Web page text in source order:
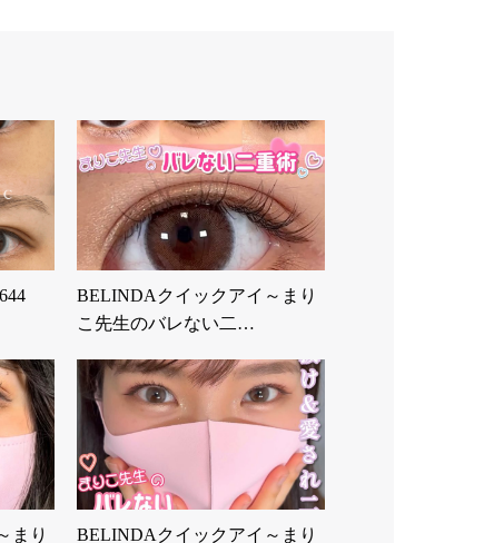
BELINDAクイックアイ～まり
こ先生のバレない二…
まり
BELINDAクイックアイ～まり